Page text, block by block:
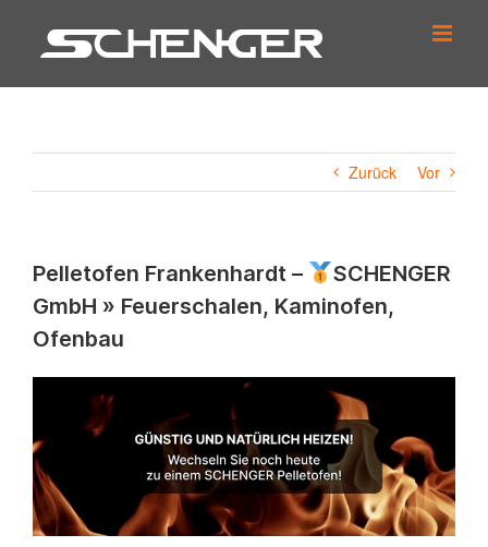
springen
Zurück Vor
Pelletofen Frankenhardt –
SCHENGER
GmbH » Feuerschalen, Kaminofen,
Ofenbau